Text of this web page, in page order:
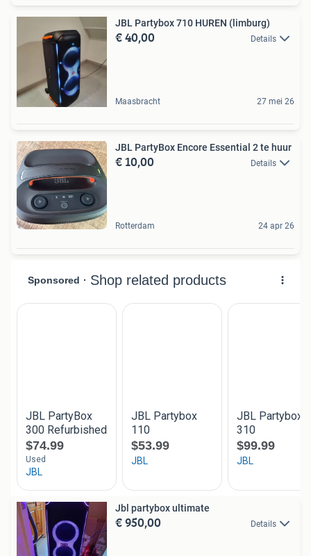
JBL Partybox 710 HUREN (limburg)
€ 40,00 Details
Maasbracht 27 mei 26
JBL PartyBox Encore Essential 2 te huur
€ 10,00 Details
Rotterdam 24 apr 26
Jbl partybox ultimate
€ 950,00 Details